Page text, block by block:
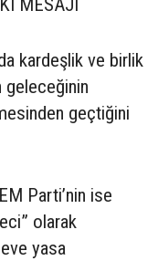
MESAJI
kardeşlik ve birlik
geleceğinin
geçtiğini
Parti’nin ise
olarak
yasa